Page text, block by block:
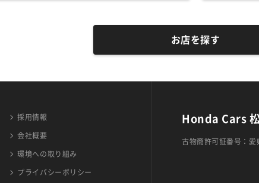
お店を探す
採用情報
会社概要
環境への取り組み
プライバシーポリシー
Honda Cars
古物商許可証番号：